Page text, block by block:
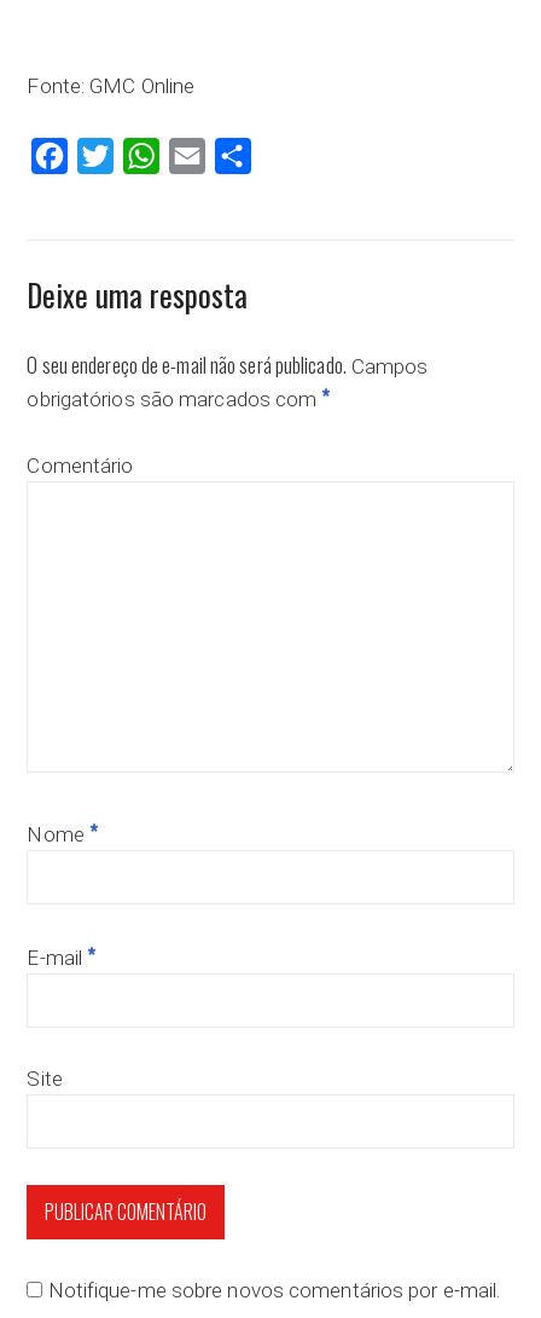
Fonte: GMC Online
FacebookTwitter WhatsApp
Email
Deixe uma resposta
O seu endereço de e-mail não será publicado. Campos
obrigatórios são marcados com *
Comentário
Nome *
E-mail *
Site
Notifique-me sobre novos comentários por e-mail.